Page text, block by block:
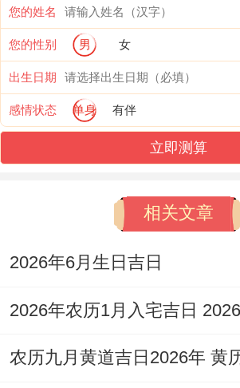
您的姓名
您的性别 男 女
出生日期
感情状态 单身 有伴
立即测算
相关文章
2026年6月生日吉日